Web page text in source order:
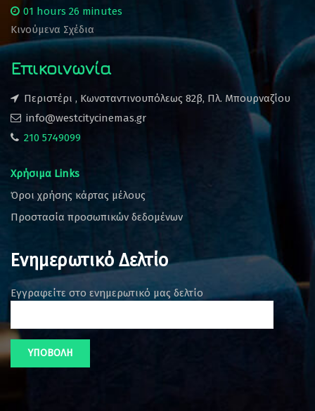
01 hours 26 minutes
Κινούμενα Σχέδια
Επικοινωνία
Περιστέρι , Κωνσταντινουπόλεως 82β, Πλ. Μπουρναζίου
info@westcitycinemas.gr
210 5749099
Χρήσιμα Links
Όροι χρήσης κάρτας μέλους
Προστασία προσωπικών δεδομένων
Ενημερωτικό Δελτίο
Εγγραφείτε στο ενημερωτικό μας δελτίο